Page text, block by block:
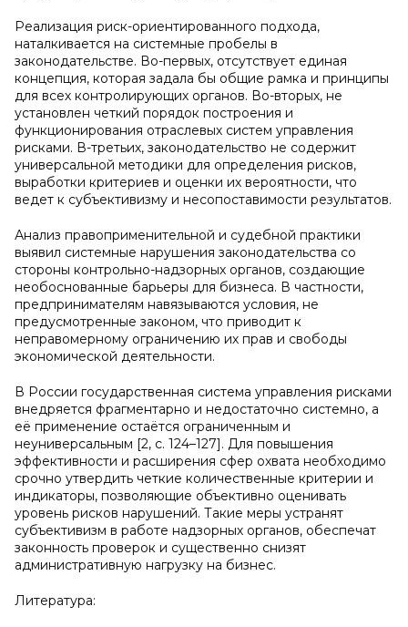
Реализация риск-ориентированного подхода,
наталкивается на системные пробелы в
законодательстве. Во-первых, отсутствует единая
концепция, которая задала бы общие рамка и принципы
для всех контролирующих органов. Во-вторых, не
установлен четкий порядок построения и
функционирования отраслевых систем управления
рисками. В-третьих, законодательство не содержит
универсальной методики для определения рисков,
выработки критериев и оценки их вероятности, что
ведет к субъективизму и несопоставимости результатов.
Анализ правоприменительной и судебной практики
выявил системные нарушения законодательства со
стороны контрольно-надзорных органов, создающие
необоснованные барьеры для бизнеса. В частности,
предпринимателям навязываются условия, не
предусмотренные законом, что приводит к
неправомерному ограничению их прав и свободы
экономической деятельности.
В России государственная система управления рисками
внедряется фрагментарно и недостаточно системно, а
её применение остаётся ограниченным и
неуниверсальным [2, с. 124–127]. Для повышения
эффективности и расширения сфер охвата необходимо
срочно утвердить четкие количественные критерии и
индикаторы, позволяющие объективно оценивать
уровень рисков нарушений. Такие меры устранят
субъективизм в работе надзорных органов, обеспечат
законность проверок и существенно снизят
административную нагрузку на бизнес.
Литература: